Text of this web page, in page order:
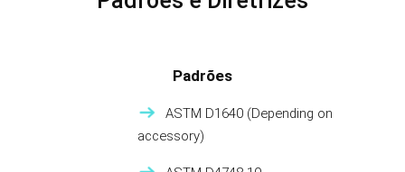
Padrões
ASTM D1640 (Depending on
accessory)